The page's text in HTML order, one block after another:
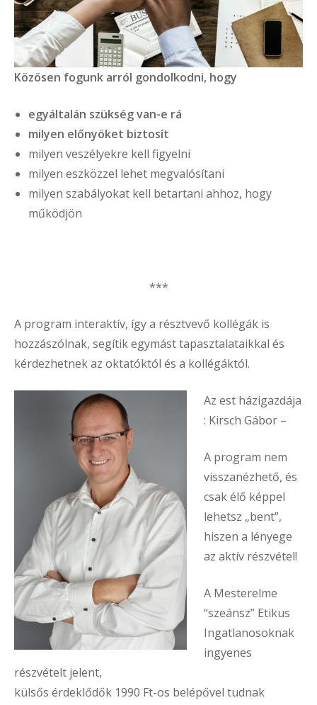
Közösen fogunk arról gondolkodni, hogy
egyáltalán szükség van-e rá
milyen előnyöket biztosít
milyen veszélyekre kell figyelni
milyen eszközzel lehet megvalósítani
milyen szabályokat kell betartani ahhoz, hogy
működjön
***
A program interaktív, így a résztvevő kollégák is
hozzászólnak, segítik egymást tapasztalataikkal és
kérdezhetnek az oktatóktól és a kollégáktól.
Az est házigazdája
: Kirsch Gábor –
A program nem
visszanézhető, és
csak élő képpel
lehetsz „bent”,
hiszen a lényege
az aktív részvétel!
A Mesterelme
“szeánsz” Etikus
Ingatlanosoknak
ingyenes
részvételt jelent,
külsős érdeklődők 1990 Ft-os belépővel tudnak